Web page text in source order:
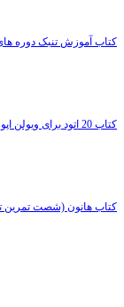
کتاب آموزش تنبک دوره
کتاب 20 اتود برای ویولن اپوس 32 اثر هانس زیت (جلد دوم)
کتاب هانون (شصت تمرین